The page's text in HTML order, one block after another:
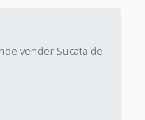
vender Sucata de